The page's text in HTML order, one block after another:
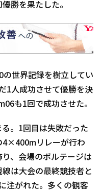
勝を果たした。
の世界記録を樹立してい
1人成功させて優勝を決
も1回で成功させた。
。1回目は失敗だった
4×400mリレーが行わ
、会場のボルテージは
は大会の最終競技者と
注がれた。多くの観客